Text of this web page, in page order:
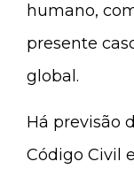
humano,
presente
global.
Há previsão
Código Civil